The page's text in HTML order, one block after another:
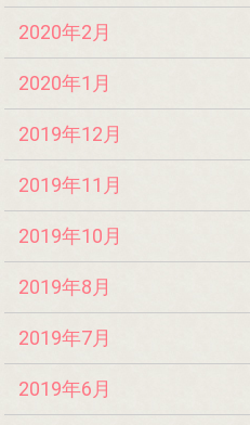
2020年2月
2020年1月
2019年12月
2019年11月
2019年10月
2019年8月
2019年7月
2019年6月